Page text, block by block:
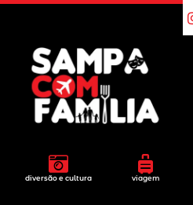
diversão e cultura viagem